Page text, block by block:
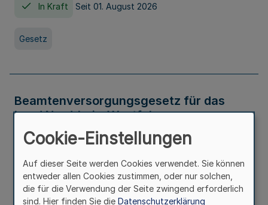
In Kraft Seit 01. August 2026
Gesetz
Beamtenversorgungsgesetz für das
Land Nordrhein-Westfalen
(Landesbeamtenversorgungsgesetz -
LBeamtVG NRW)
In Kraft Seit 01. Juli 2016
Cookie-Einstellungen
Auf dieser Seite werden Cookies verwendet. Sie können
entweder allen Cookies zustimmen, oder nur solchen,
die für die Verwendung der Seite zwingend erforderlich
sind. Hier finden Sie die Datenschutzerklärung